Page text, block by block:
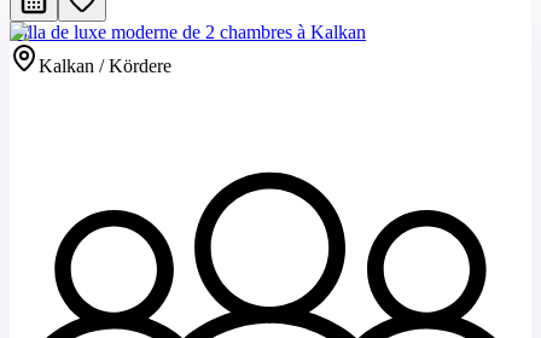
Villa de luxe moderne de 2 chambres à Kalkan
Kalkan / Kördere